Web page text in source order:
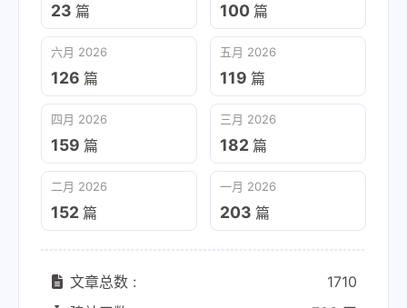
23 篇 100 篇
六月 2026
126 篇
五月 2026
119 篇
四月 2026
159 篇
三月 2026
182 篇
二月 2026
152 篇
一月 2026
203 篇
文章总数 :
1710